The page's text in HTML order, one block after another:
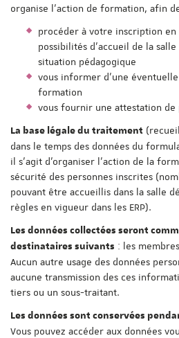
organise l'action de formation, afin
procéder à votre inscription en
possibilités d'accueil de la
situation pédagogique
vous informer d'une
formation
vous fournir une attestation de
La base légale du traitement
dans le temps des données du
il s'agit d'organiser l'action de la
sécurité des personnes inscrites
pouvant être accueillis dans la salle
règles en vigueur dans les ERP).
Les données collectées seront
destinataires suivants : les
Aucun autre usage des données
aucune transmission des ces
tiers ou un sous-traitant.
Les données sont conservées
Vous pouvez accéder aux données